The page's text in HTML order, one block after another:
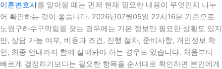
이혼변호사를 알아볼 때는 먼저 현재 필요한 내용이 무엇인지 나누
어 확인하는 것이 좋습니다. 2026년07월05일 22시16분 기준으로
노원구하수구막힘를 찾는 경우에는 기본 정보만 필요한 상황도 있지
만, 상담 가능 여부, 비용과 조건, 진행 절차, 준비사항, 개인정보 확
인, 최종 안내까지 함께 살펴봐야 하는 경우도 있습니다. 처음부터
빠르게 결정하기보다는 필요한 항목을 순서대로 확인하면 본인에게